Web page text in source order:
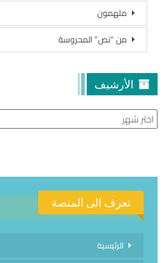
ملهمون
من “نص” المحروسة
الأرشيف
الأرشيف
تعرف الى المنصة
الرئيسية